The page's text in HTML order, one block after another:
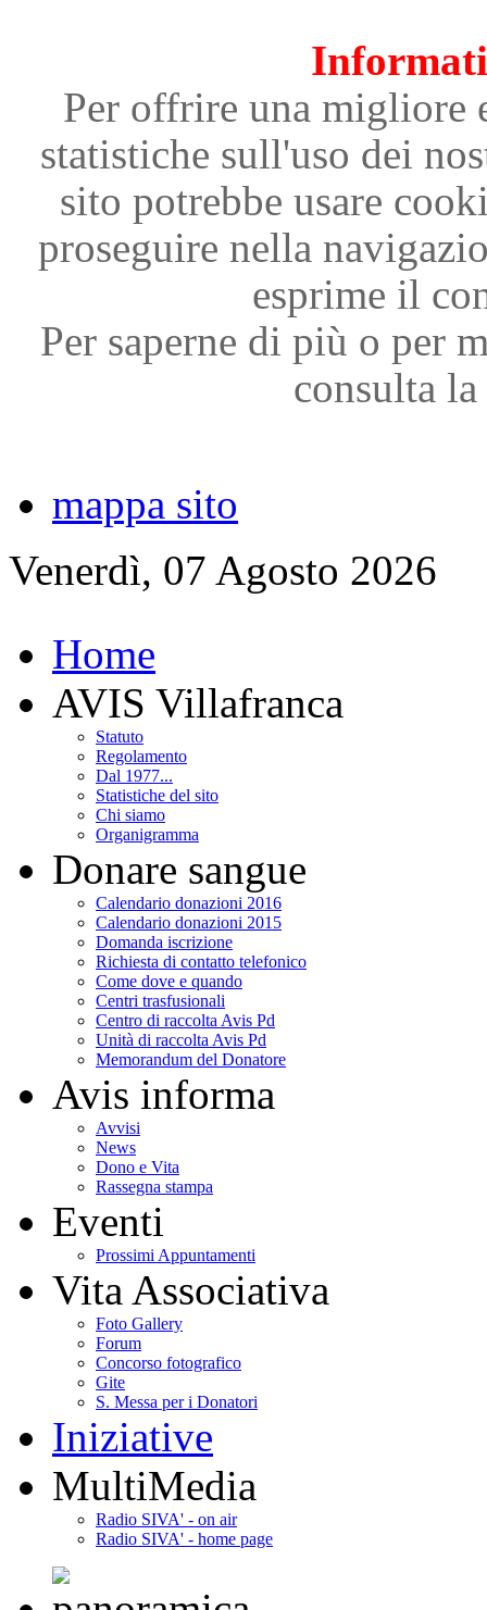
Per offrire una migliore
statistiche sull'uso dei
sito potrebbe usare
proseguire nella
esprime il
Per saperne di più o per
consulta
mappa sito
Venerdì, 07 Agosto 2026
Home
AVIS Villafranca
Statuto
Regolamento
Dal 1977...
Statistiche del sito
Chi siamo
Organigramma
Donare sangue
Calendario donazioni 2016
Calendario donazioni 2015
Domanda iscrizione
Richiesta di contatto telefonico
Come dove e quando
Centri trasfusionali
Centro di raccolta Avis Pd
Unità di raccolta Avis Pd
Memorandum del Donatore
Avis informa
Avvisi
News
Dono e Vita
Rassegna stampa
Eventi
Prossimi Appuntamenti
Vita Associativa
Foto Gallery
Forum
Concorso fotografico
Gite
S. Messa per i Donatori
Iniziative
MultiMedia
Radio SIVA' - on air
Radio SIVA' - home page